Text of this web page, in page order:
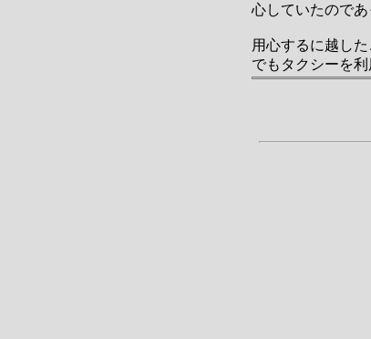
心していたので
用心するに越し
でもタクシーを